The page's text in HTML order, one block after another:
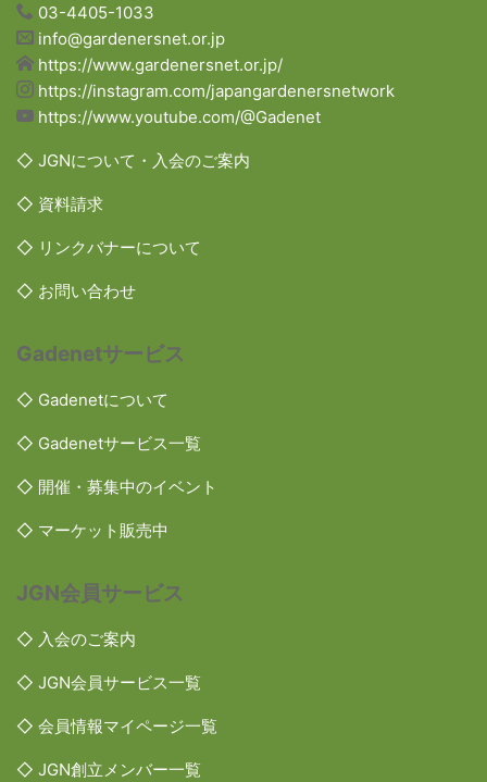
03-4405-1033
info@gardenersnet.or.jp
https://www.gardenersnet.or.jp/
https://instagram.com/japangardenersnetwork
https://www.youtube.com/@Gadenet
◇ JGNについて・入会のご案内
◇ 資料請求
◇ リンクバナーについて
◇ お問い合わせ
Gadenetサービス
◇ Gadenetについて
◇ Gadenetサービス一覧
◇ 開催・募集中のイベント
◇ マーケット販売中
JGN会員サービス
◇ 入会のご案内
◇ JGN会員サービス一覧
◇ 会員情報マイページ一覧
◇ JGN創立メンバー一覧